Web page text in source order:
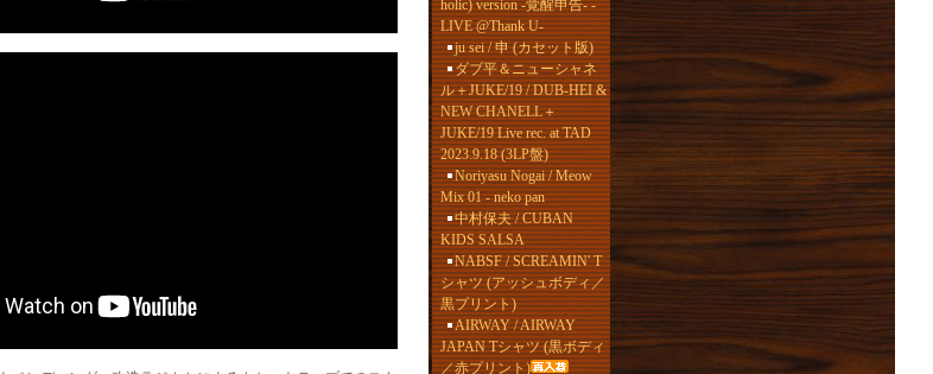
holic) version -覚醒申告- -
LIVE @Thank U-
ju sei / 申 (カセット版)
ダブ平＆ニューシャネ
ル＋JUKE/19 / DUB-HEI &
NEW CHANELL＋
JUKE/19 Live rec. at TAD
2023.9.18 (3LP盤)
Noriyasu Nogai / Meow
Mix 01 - neko pan
中村保夫 / CUBAN
KIDS SALSA
NABSF / SCREAMIN' T
シャツ (アッシュボディ／
黒プリント)
AIRWAY / AIRWAY
JAPAN Tシャツ (黒ボディ
／赤プリント)